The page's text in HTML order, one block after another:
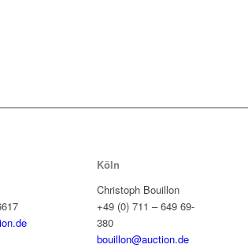
Köln
Christoph Bouillon
+49 (0) 711 – 649 69-
380
bouillon@auction.de